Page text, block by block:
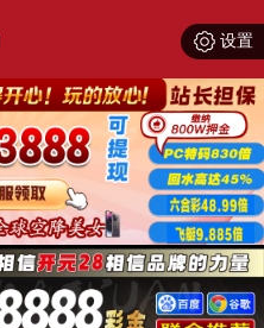
设置